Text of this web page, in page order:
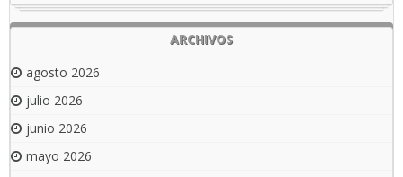
ARCHIVOS
agosto 2026
julio 2026
junio 2026
mayo 2026